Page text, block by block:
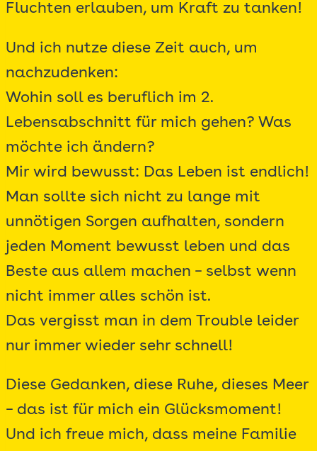
Fluchten erlauben, um Kraft zu tanken!
Und ich nutze diese Zeit auch, um
nachzudenken:
Wohin soll es beruflich im 2.
Lebensabschnitt für mich gehen? Was
möchte ich ändern?
Mir wird bewusst: Das Leben ist endlich!
Man sollte sich nicht zu lange mit
unnötigen Sorgen aufhalten, sondern
jeden Moment bewusst leben und das
Beste aus allem machen – selbst wenn
nicht immer alles schön ist.
Das vergisst man in dem Trouble leider
nur immer wieder sehr schnell!
Diese Gedanken, diese Ruhe, dieses Meer
– das ist für mich ein Glücksmoment!
Und ich freue mich, dass meine Familie